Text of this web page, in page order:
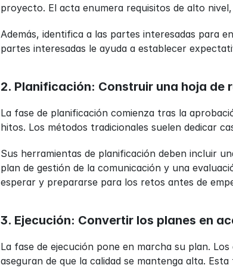
proyecto. El acta enumera requisitos de alto
Además, identifica a las partes interesadas para
partes interesadas le ayuda a establecer
2. Planificación: Construir una hoja de
La fase de planificación comienza tras la
hitos. Los métodos tradicionales suelen dedicar
Sus herramientas de planificación deben incluir
plan de gestión de la comunicación y una
esperar y prepararse para los retos antes de
3. Ejecución: Convertir los planes en
La fase de ejecución pone en marcha su plan.
aseguran de que la calidad se mantenga alta.